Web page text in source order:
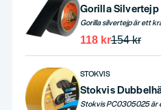
Gorilla Silvertejp
154 kr
118 kr
STOKVIS